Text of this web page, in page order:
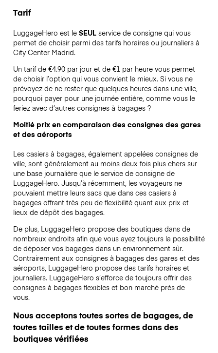
Tarif
LuggageHero est le SEULservice de consigne qui vous
permet de choisir parmi des tarifs horaires ou journaliers à
City Center Madrid.
Un tarif de €4.90 par jour et de €1 par heure vous permet
de choisir l’option qui vous convient le mieux. Si vous ne
prévoyez de ne rester que quelques heures dans une ville,
pourquoi payer pour une journée entière, comme vous le
feriez avec d’autres consignes à bagages ?
Moitié prix en comparaison des consignes des gares
et des aéroports
Les casiers à bagages, également appelées consignes de
ville, sont généralement au moins deux fois plus chers sur
une base journalière que le service de consigne de
LuggageHero. Jusqu’à récemment, les voyageurs ne
pouvaient mettre leurs sacs que dans ces casiers à
bagages offrant très peu de flexibilité quant aux prix et
lieux de dépôt des bagages.
De plus, LuggageHero propose des boutiques dans de
nombreux endroits afin que vous ayez toujours la possibilité
de déposer vos bagages dans un environnement sûr.
Contrairement aux consignes à bagages des gares et des
aéroports, LuggageHero propose des tarifs horaires et
journaliers. LuggageHero s’efforce de toujours offrir des
consignes à bagages flexibles et bon marché près de
vous.
Nous acceptons toutes sortes de bagages, de
toutes tailles et de toutes formes dans des
boutiques vérifiées